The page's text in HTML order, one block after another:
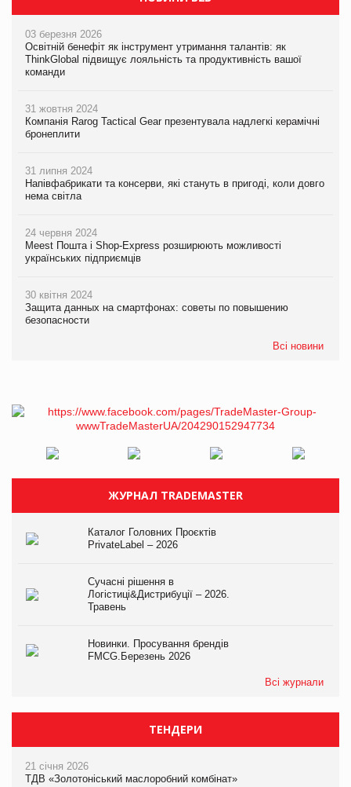
03 березня 2026
Освітній бенефіт як інструмент утримання талантів: як
ThinkGlobal підвищує лояльність та продуктивність вашої
команди
31 жовтня 2024
Компанія Rarog Tactical Gear презентувала надлегкі керамічні
бронеплити
31 липня 2024
Напівфабрикати та консерви, які стануть в пригоді, коли довго
нема світла
24 червня 2024
Meest Пошта і Shop-Express розширюють можливості
українських підприємців
30 квітня 2024
Защита данных на смартфонах: советы по повышению
безопасности
Всі новини
ЖУРНАЛ TRADEMASTER
Каталог Головних Проєктів
PrivateLabel – 2026
Сучасні рішення в
Логістиці&Дистрибуції – 2026.
Травень
Новинки. Просування брендів
FMCG.Березень 2026
Всі журнали
ТЕНДЕРИ
21 січня 2026
ТДВ «Золотоніський маслоробний комбінат»